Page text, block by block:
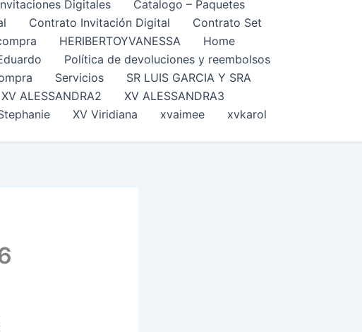
Digitales
Catalogo – Paquetes
Contrato Invitación Digital
Contrato Set
HERIBERTOYVANESSA
Home
Política de devoluciones y reembolsos
Servicios
SR LUIS GARCIA Y SRA
XV ALESSANDRA2
XV ALESSANDRA3
XV Viridiana xvaimee
xvkarol